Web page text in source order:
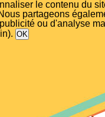
le contenu du
partageons
ou d'analyse